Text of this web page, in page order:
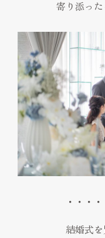
寄り添っ
・・・
結婚式